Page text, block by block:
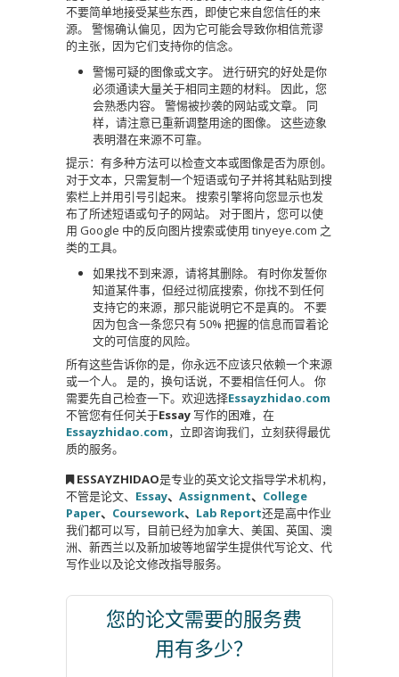
不要简单地接受某些东西，即使它来自您信任的来
源。
警惕确认偏见，因为它可能会导致你相信荒谬
的主张，因为它们支持你的信念。
警惕可疑的图像或文字。
进行研究的好处是你
必须通读大量关于相同主题的材料。
因此，您
会熟悉内容。
警惕被抄袭的网站或文章。
同
样，请注意已重新调整用途的图像。
这些迹象
表明潜在来源不可靠。
提示：有多种方法可以检查文本或图像是否为原创。
对于文本，只需复制一个短语或句子并将其粘贴到搜
索栏上并用引号引起来。
搜索引擎将向您显示也发
布了所述短语或句子的网站。
对于图片，您可以使
用 Google 中的反向图片搜索或使用 tinyeye.com 之
类的工具。
如果找不到来源，请将其删除。
有时你发誓你
知道某件事，但经过彻底搜索，你找不到任何
支持它的来源，那只能说明它不是真的。
不要
因为包含一条您只有 50% 把握的信息而冒着论
文的可信度的风险。
所有这些告诉你的是，你永远不应该只依赖一个来源
或一个人。
是的，换句话说，不要相信任何人。
你
需要先自己检查一下。 欢迎选择Essayzhidao.com
不管您有任何关于Essay 写作的困难，在
Essayzhidao.com，立即咨询我们，立刻获得最优
质的服务。
ESSAYZHIDAO是专业的英文论文指导学术机构，
不管是论文、 Essay、 Assignment、 College
Paper、 Coursework、 Lab Report还是高中作业
我们都可以写，目前已经为加拿大、美国、英国、澳
洲、新西兰以及新加坡等地留学生提供代写论文、代
写作业以及论文修改指导服务。
您的论文需要的服务费
用有多少？